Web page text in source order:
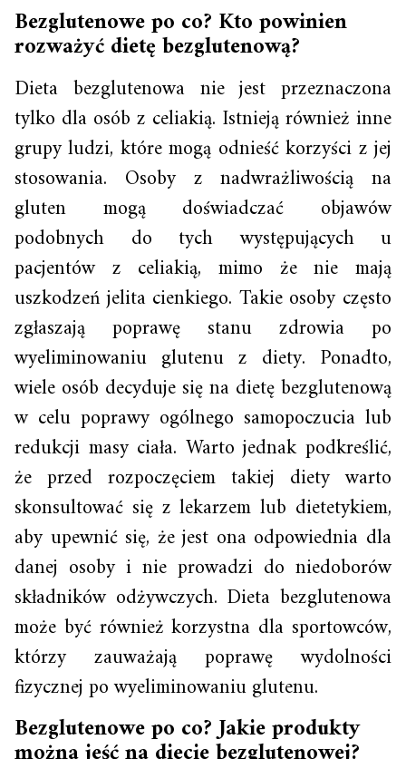
Bezglutenowe po co? Kto powinien
rozważyć dietę bezglutenową?
Dieta bezglutenowa nie jest przeznaczona
tylko dla osób z celiakią. Istnieją również inne
grupy ludzi, które mogą odnieść korzyści z jej
stosowania. Osoby z nadwrażliwością na
gluten mogą doświadczać objawów
podobnych do tych występujących u
pacjentów z celiakią, mimo że nie mają
uszkodzeń jelita cienkiego. Takie osoby często
zgłaszają poprawę stanu zdrowia po
wyeliminowaniu glutenu z diety. Ponadto,
wiele osób decyduje się na dietę bezglutenową
w celu poprawy ogólnego samopoczucia lub
redukcji masy ciała. Warto jednak podkreślić,
że przed rozpoczęciem takiej diety warto
skonsultować się z lekarzem lub dietetykiem,
aby upewnić się, że jest ona odpowiednia dla
danej osoby i nie prowadzi do niedoborów
składników odżywczych. Dieta bezglutenowa
może być również korzystna dla sportowców,
którzy zauważają poprawę wydolności
fizycznej po wyeliminowaniu glutenu.
Bezglutenowe po co? Jakie produkty